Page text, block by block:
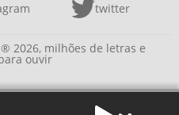
twitter
2026, milhões de letras e
ouvir